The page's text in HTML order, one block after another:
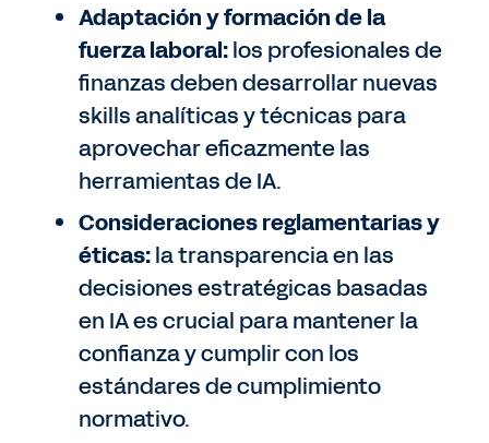
Adaptación y formación de la
fuerza laboral:los profesionales de
finanzas deben desarrollar nuevas
skills analíticas y técnicas para
aprovechar eficazmente las
herramientas de IA.
Consideraciones reglamentarias y
éticas:la transparencia en las
decisiones estratégicas basadas
en IA es crucial para mantener la
confianza y cumplir con los
estándares de cumplimiento
normativo.